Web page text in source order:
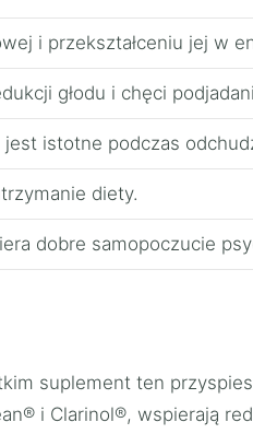
i przekształceniu jej w
głodu i chęci
jest istotne podczas
diety.
dobre samopoczucie
suplement ten
i Clarinol®, wspierają